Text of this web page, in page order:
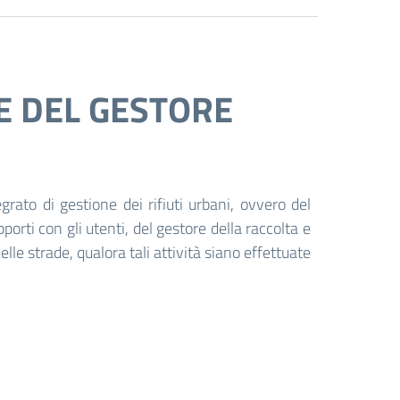
GESTORE
di gestione dei rifiuti urbani, ovvero del
con gli utenti, del gestore della raccolta e
strade, qualora tali attività siano effettuate